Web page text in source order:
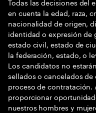
en cuenta la edad, raza,
nacionalidad de origen,
identidad o expresión de
estado civil, estado de
la federación, estado, o
Los candidatos no
sellados o cancelados
proceso de contratación.
proporcionar
nuestros hombres y